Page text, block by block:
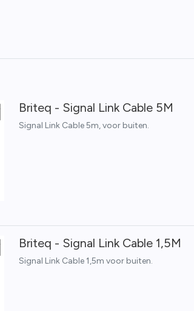
Briteq - Signal Link Cable 5M
Signal Link Cable 5m, voor buiten.
Briteq - Signal Link Cable 1,5M
Signal Link Cable 1,5m voor buiten.